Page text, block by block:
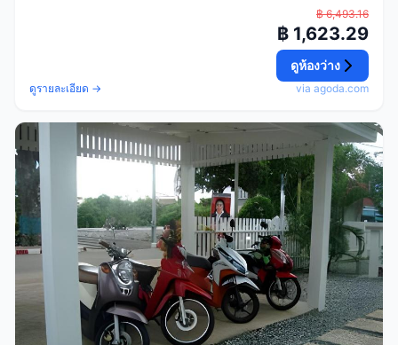
ดูรายละเอียด →
฿ 6,493.16
฿ 1,623.29
ดูห้องว่าง
via agoda.com